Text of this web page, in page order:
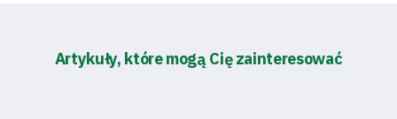
Artykuły, które mogą Cię zainteresować